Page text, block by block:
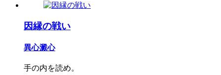
因縁の戦い
異心澱心
手の内を読め。